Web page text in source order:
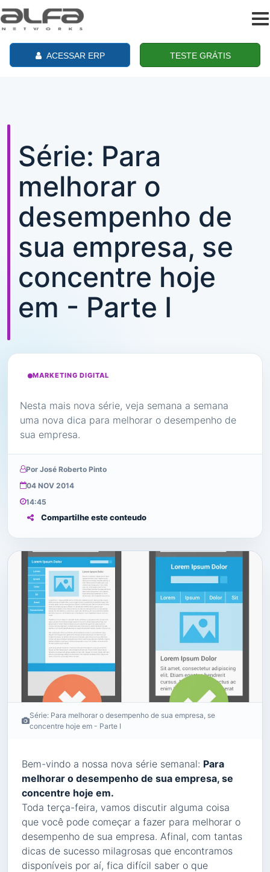
ACESSAR ERP TESTE GRÁTIS
Série: Para
melhorar o
desempenho de
sua empresa, se
concentre hoje
em - Parte I
MARKETING DIGITAL
Nesta mais nova série, veja semana a semana
uma nova dica para melhorar o desempenho de
sua empresa.
Por José Roberto Pinto
04 NOV 2014
14:45
Compartilhe este conteudo
Série: Para melhorar o desempenho de sua empresa, se
concentre hoje em - Parte I
Bem-vindo a nossa nova série semanal: Para
melhorar o desempenho de sua empresa, se
concentre hoje em.
Toda terça-feira, vamos discutir alguma coisa
que você pode começar a fazer para melhorar o
desempenho de sua empresa. Afinal, com tantas
dicas de sucesso milagrosas que encontramos
disponíveis por aí, fica difícil saber o que